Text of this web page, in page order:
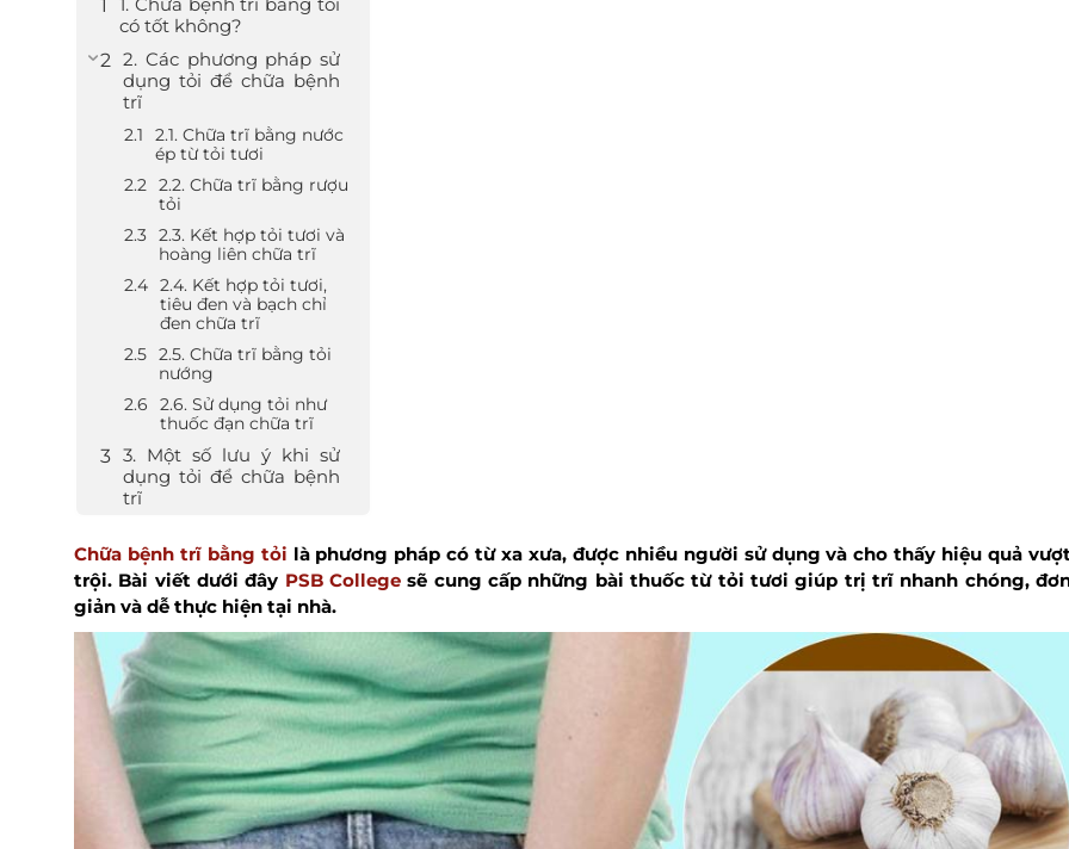
có tốt không?
2. Các phương pháp sử
dụng tỏi để chữa bệnh
trĩ
2.1. Chữa trĩ bằng nước
ép từ tỏi tươi
2.2. Chữa trĩ bằng rượu
tỏi
2.3. Kết hợp tỏi tươi và
hoàng liên chữa trĩ
2.4. Kết hợp tỏi tươi,
tiêu đen và bạch chỉ
đen chữa trĩ
2.5. Chữa trĩ bằng tỏi
nướng
2.6. Sử dụng tỏi như
thuốc đạn chữa trĩ
3. Một số lưu ý khi sử
dụng tỏi để chữa bệnh
trĩ
Chữa bệnh trĩ bằng tỏi là phương pháp có từ xa xưa, được nhiều người sử dụng và cho thấy hiệu quả
trội. Bài viết dưới đây PSB College sẽ cung cấp những bài thuốc từ tỏi tươi giúp trị trĩ nhanh chóng,
giản và dễ thực hiện tại nhà.